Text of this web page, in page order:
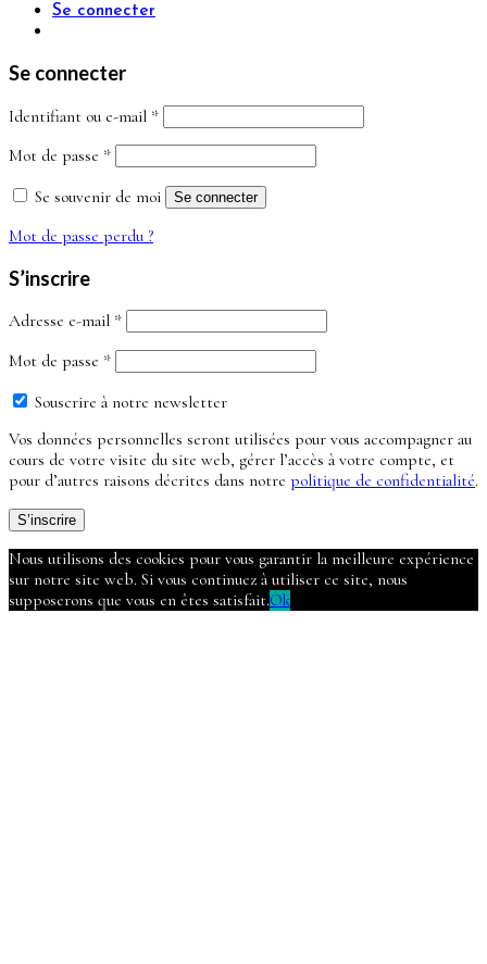
Se connecter
Se connecter
Identifiant ou e-mail *Obligatoire
Mot de passe *Obligatoire
Se souvenir de moi Se connecter
Mot de passe perdu ?
S’inscrire
Adresse e-mail *Obligatoire
Mot de passe *Obligatoire
Souscrire à notre newsletter
Vos données personnelles seront utilisées pour vous accompagner au
cours de votre visite du site web, gérer l’accès à votre compte, et
pour d’autres raisons décrites dans notre politique de confidentialité.
S’inscrire
Nous utilisons des cookies pour vous garantir la meilleure expérience
sur notre site web. Si vous continuez à utiliser ce site, nous
supposerons que vous en êtes satisfait.Ok